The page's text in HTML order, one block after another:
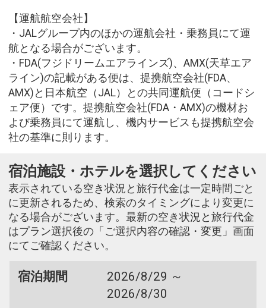
【運航航空会社】
・JALグループ内のほかの運航会社・乗務員にて運
航となる場合がございます。
・FDA(フジドリームエアラインズ)、AMX(天草エア
ライン)の記載がある便は、提携航空会社(FDA、
AMX)と日本航空（JAL）との共同運航便（コードシ
ェア便）です。提携航空会社(FDA・AMX)の機材お
よび乗務員にて運航し、機内サービスも提携航空会
社の基準に則ります。
宿泊施設・ホテルを選択してください
表示されている空き状況と旅行代金は一定時間ごと
に更新されるため、検索のタイミングにより変更に
なる場合がございます。最新の空き状況と旅行代金
はプラン選択後の「ご選択内容の確認・変更」画面
にてご確認ください。
宿泊期間
2026/8/29 ～
2026/8/30